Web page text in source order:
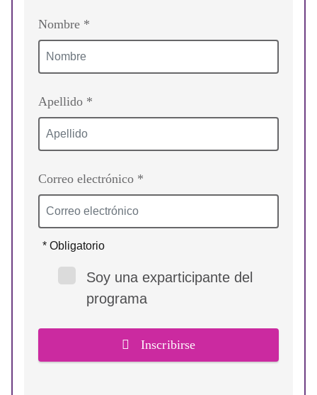
Nombre *
Apellido *
Correo electrónico *
Inscribirse
* Obligatorio
Soy una exparticipante del
programa